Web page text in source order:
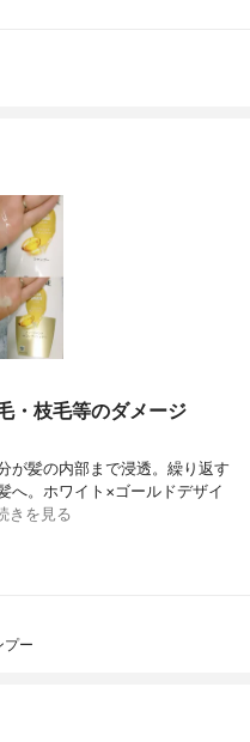
・枝毛等のダメージ
が髪の内部まで浸透。繰り返す
へ。ホワイト×ゴールドデザイ
きを見る
プー